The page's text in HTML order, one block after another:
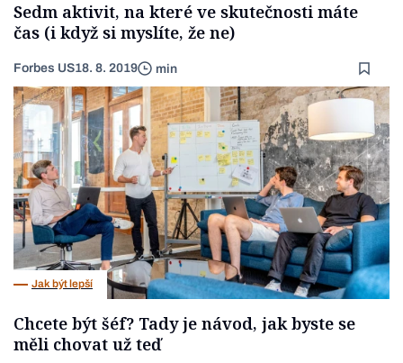
Sedm aktivit, na které ve skutečnosti máte
čas (i když si myslíte, že ne)
Forbes US18. 8. 2019 min
Jak být lepší
Chcete být šéf? Tady je návod, jak byste se
měli chovat už teď